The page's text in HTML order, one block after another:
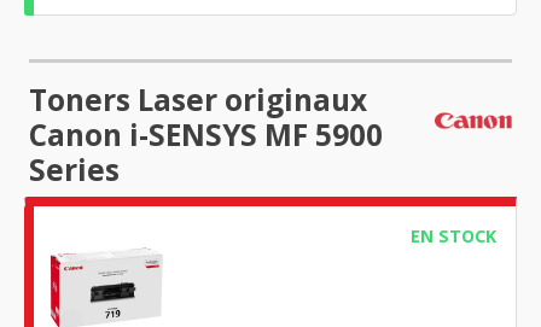
Toners Laser originaux
Canon i-SENSYS MF 5900
Series
EN STOCK